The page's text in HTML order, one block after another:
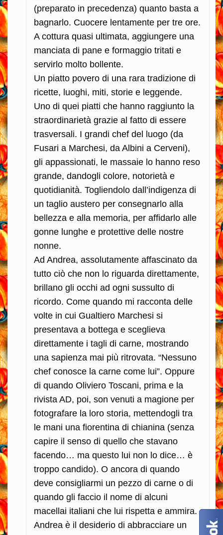
(preparato in precedenza) quanto basta a
bagnarlo. Cuocere lentamente per tre ore.
A cottura quasi ultimata, aggiungere una
manciata di pane e formaggio tritati e
servirlo molto bollente.
Un piatto povero di una rara tradizione di
ricette, luoghi, miti, storie e leggende.
Uno di quei piatti che hanno raggiunto la
straordinarietà grazie al fatto di essere
trasversali. I grandi chef del luogo (da
Fusari a Marchesi, da Albini a Cerveni),
gli appassionati, le massaie lo hanno reso
grande, dandogli colore, notorietà e
quotidianità. Togliendolo dall’indigenza di
un taglio austero per consegnarlo alla
bellezza e alla memoria, per affidarlo alle
gonne lunghe e protettive delle nostre
nonne.
Ad Andrea, assolutamente affascinato da
tutto ciò che non lo riguarda direttamente,
brillano gli occhi ad ogni sussulto di
ricordo. Come quando mi racconta delle
volte in cui Gualtiero Marchesi si
presentava a bottega e sceglieva
direttamente i tagli di carne, mostrando
una sapienza mai più ritrovata. “Nessuno
chef conosce la carne come lui”. Oppure
di quando Oliviero Toscani, prima e la
rivista AD, poi, son venuti a magione per
fotografare la loro storia, mettendogli tra
le mani una fiorentina di chianina (senza
capire il senso di quello che stavano
facendo… ma questo lui non lo dice… è
troppo candido). O ancora di quando
deve consigliarmi un pezzo di carne o di
quando gli faccio il nome di alcuni
macellai italiani che lui rispetta e ammira.
Andrea è il desiderio di abbracciare un